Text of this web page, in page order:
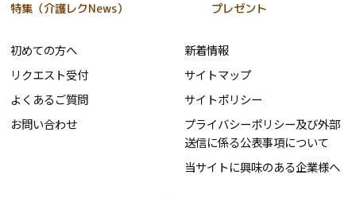
特集（介護レクNews）
プレゼント
初めての方へ
リクエスト受付
よくあるご質問
お問い合わせ
新着情報
サイトマップ
サイトポリシー
プライバシーポリシー及び外部
送信に係る公表事項について
当サイトに興味のある企業様へ